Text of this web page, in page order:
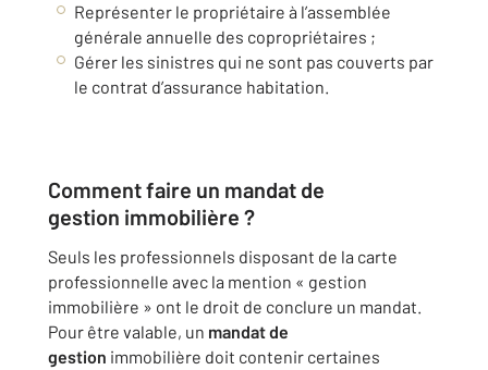
Représenter le propriétaire à l’assemblée
générale annuelle des copropriétaires ;
Gérer les sinistres qui ne sont pas couverts par
le contrat d’assurance habitation.
Comment faire un mandat de
gestion immobilière ?
Seuls les professionnels disposant de la carte
professionnelle avec la mention « gestion
immobilière » ont le droit de conclure un mandat.
Pour être valable, un mandat de
gestion immobilière doit contenir certaines